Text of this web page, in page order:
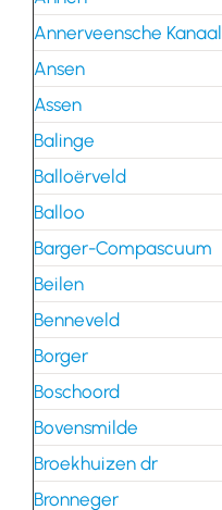
Annerveensche Kanaal
Ansen
Assen
Balinge
Balloërveld
Balloo
Barger-Compascuum
Beilen
Benneveld
Borger
Boschoord
Bovensmilde
Broekhuizen dr
Bronneger